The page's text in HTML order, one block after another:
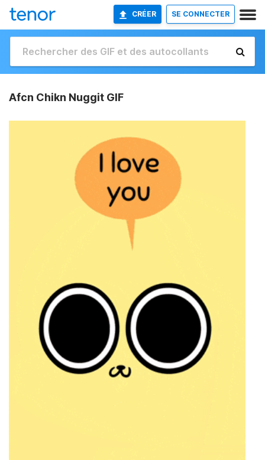
CRÉER SE CONNECTER
Afcn Chikn Nuggit GIF